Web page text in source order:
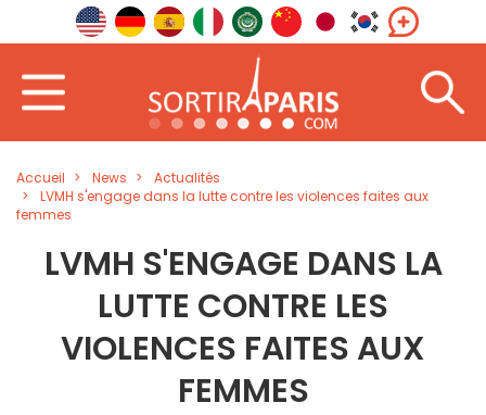
Accueil News
Actualités
LVMH s'engage dans la lutte contre les violences faites aux
femmes
LVMH S'ENGAGE DANS LA
LUTTE CONTRE LES
VIOLENCES FAITES AUX
FEMMES